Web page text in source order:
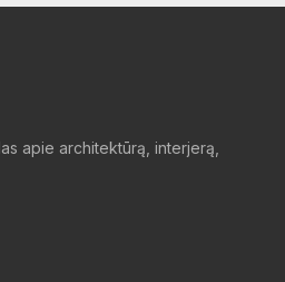
apie architektūrą, interjerą,